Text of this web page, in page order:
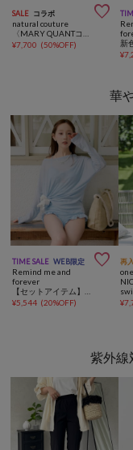
SALE コラボ 
natural couture
¥7,700 (50%OFF)
¥
華
TIME SALE WEB限定 
Remind me and
forever
¥5,544 (20%OFF)
再
¥
紫外線